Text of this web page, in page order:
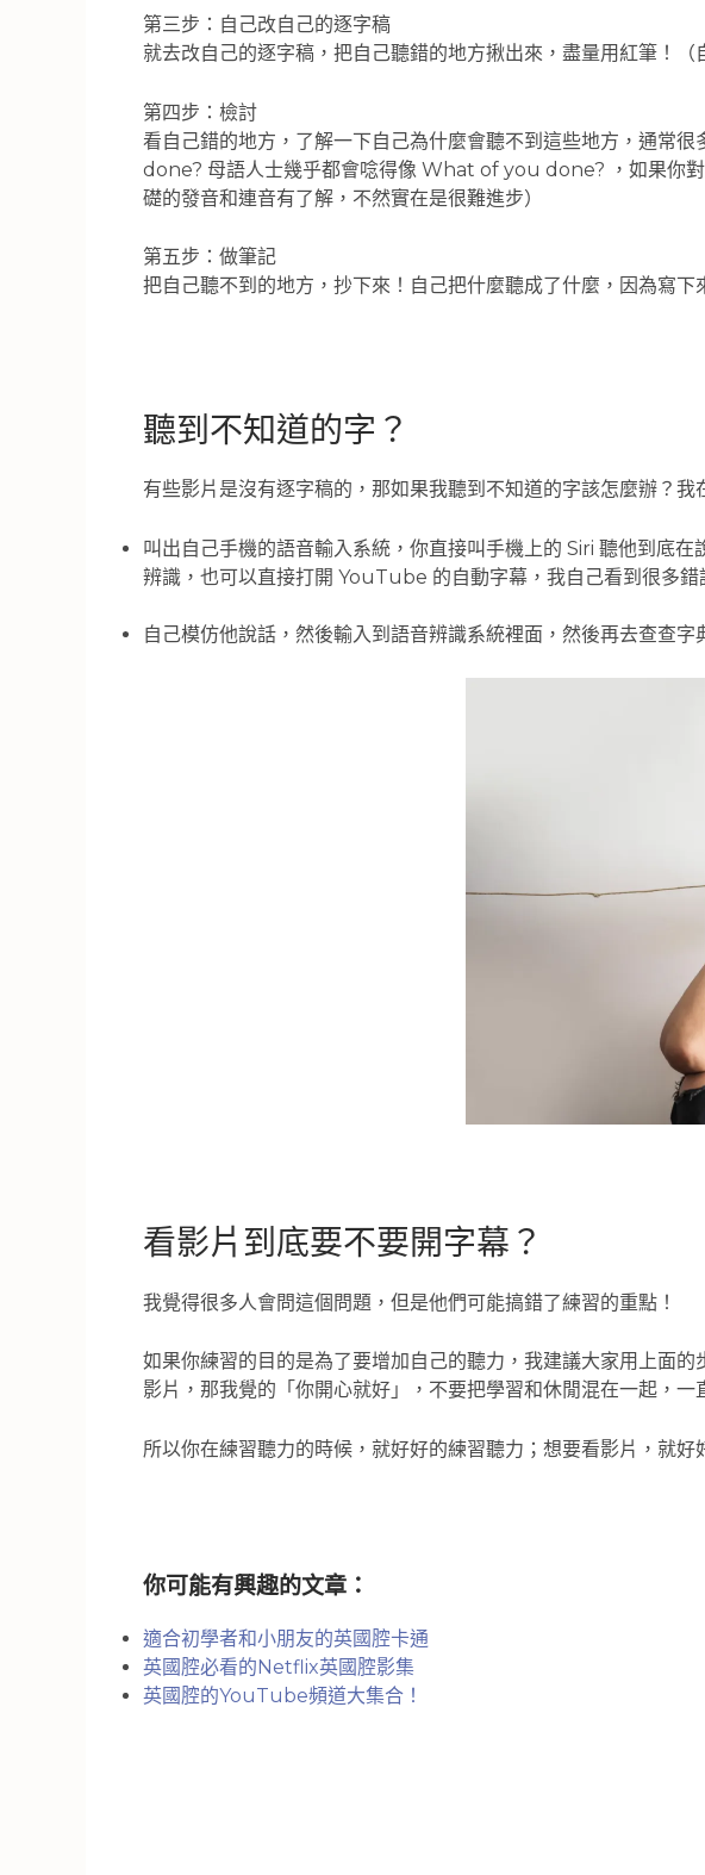
第三步：自己改自己的逐字稿
就去改自己的逐字稿，把自己聽錯的地方揪出來，盡量用紅筆！（
第四步：檢討
看自己錯的地方，了解一下自己為什麼會聽不到這些地方，通常
done? 母語人士幾乎都會唸得像 What of you done? ，如果你
礎的發音和連音有了解，不然實在是很難進步）
第五步：做筆記
把自己聽不到的地方，抄下來！自己把什麼聽成了什麼，因為寫
聽到不知道的字？
有些影片是沒有逐字稿的，那如果我聽到不知道的字該怎麼辦？我
叫出自己手機的語音輸入系統，你直接叫手機上的 Siri 聽他到底
辨識，也可以直接打開 YouTube 的自動字幕，我自己看到很多錯
自己模仿他說話，然後輸入到語音辨識系統裡面，然後再去查查字
看影片到底要不要開字幕？
我覺得很多人會問這個問題，但是他們可能搞錯了練習的重點！
如果你練習的目的是為了要增加自己的聽力，我建議大家用上面
影片，那我覺的「你開心就好」，不要把學習和休閒混在一起，
所以你在練習聽力的時候，就好好的練習聽力；想要看影片，就
你可能有興趣的文章：
適合初學者和小朋友的英國腔卡通
英國腔必看的Netflix英國腔影集
英國腔的YouTube頻道大集合！